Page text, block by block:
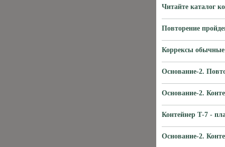
Читайте каталог
Повторение
Коррексы
Основание-2.
Основание-2.
Контейнер Т-7 -
Основание-2.